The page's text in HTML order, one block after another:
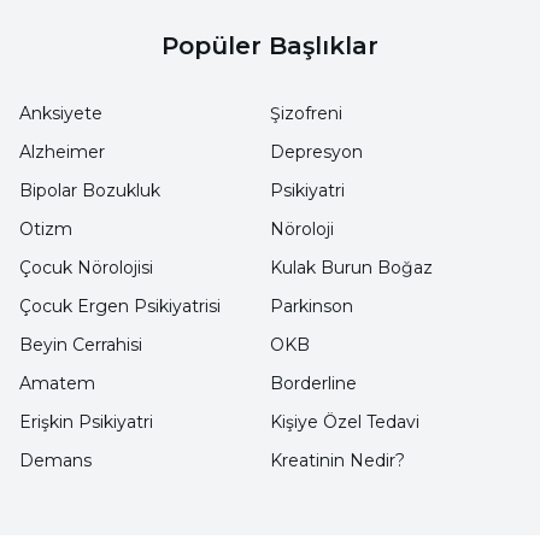
2010’da can almıştı
almasından yaklaşık 6 ay önce Kastamonu’da 23
yaşındaki Nilay Dinçer, “sibutramin” etken
maddesi ihtiva eden bir zayıflama ilacı
kullandıktan sonra hayatını kaybetmişti.
Üsküdar Üniversitesinin yaptığı inceleme,
aradan geçen 9 yılda Bakanlığın ruhsatları
askıya almasına rağmen bazı firmaların
ürünlerinde tüm riskleri göz ardı ederek
“sibutramin” kullanmakta ısrar ettiğini ortaya
Popüler Başlıklar
Anksiyete
Alzheimer
Bipolar Bozukluk
Otizm
Çocuk Nörolojisi
Şizofreni
Depresyon
Psikiyatri
Nöroloji
Kulak Burun Boğaz
Çocuk Ergen Psikiyatrisi
Beyin Cerrahisi
Amatem
Erişkin Psikiyatri
Demans
Parkinson
OKB
Borderline
Kişiye Özel Tedavi
Kreatinin Nedir?